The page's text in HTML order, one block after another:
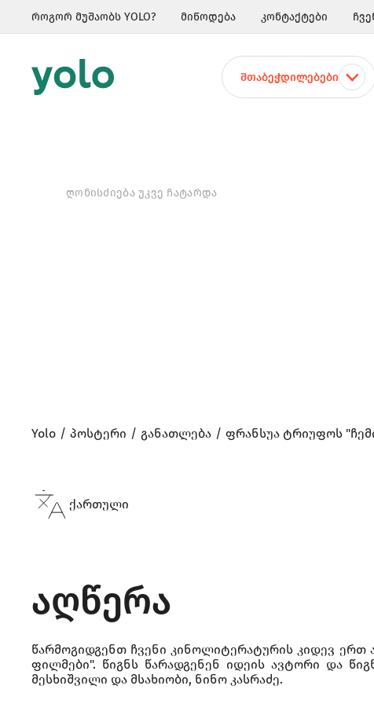
როგორ მუშაობს YOLO? მიწოდება კონტაქტები
ᲨᲗᲐᲑᲔᲭᲓᲘᲚᲔᲑᲔᲑᲘ
ᲦᲝᲜᲘᲡᲫᲘᲔᲑᲐ ᲣᲙᲕᲔ ᲩᲐᲢᲐᲠᲓᲐ
Yolo პოსტერი განათლება ფრანსუა ტრიუფოს
ქართული
აღწერა
წარმოგიდგენთ ჩვენი კინოლიტერატურის კიდევ ერთ
ფილმები". წიგნს წარადგენენ იდეის ავტორი და
მესხიშვილი და მსახიობი, ნინო კასრაძე.